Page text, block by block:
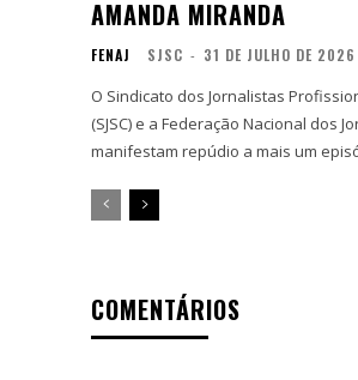
AMANDA MIRANDA
FENAJ SJSC - 31 DE JULHO DE 2026
O Sindicato dos Jornalistas
(SJSC) e a Federação Nacional dos
manifestam repúdio a mais um
COMENTÁRIOS